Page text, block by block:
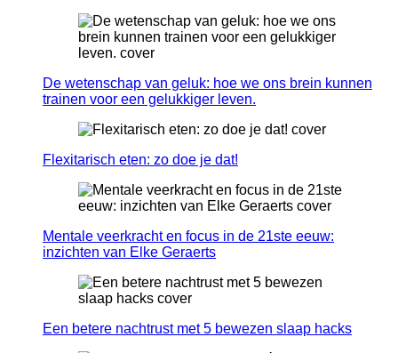
De wetenschap van geluk: hoe we ons brein kunnen
trainen voor een gelukkiger leven.
Flexitarisch eten: zo doe je dat!
Mentale veerkracht en focus in de 21ste eeuw:
inzichten van Elke Geraerts
Een betere nachtrust met 5 bewezen slaap hacks